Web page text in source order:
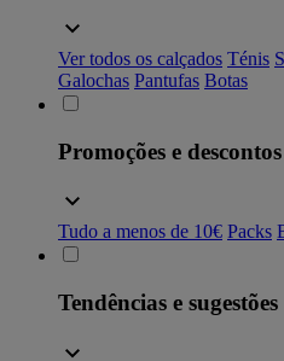
Ver todos os calçados Ténis
Galochas Pantufas Botas
Promoções e descontos
Tudo a menos de 10€ Packs
Tendências e sugestões